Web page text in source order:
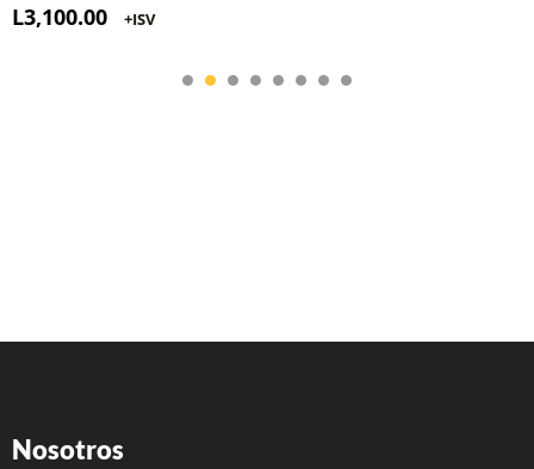
L3,100.00 +ISV
Nosotros